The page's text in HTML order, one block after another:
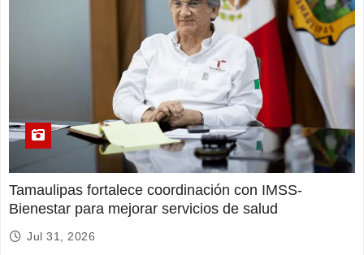
Tamaulipas fortalece coordinación con IMSS-
Bienestar para mejorar servicios de salud
Jul 31, 2026